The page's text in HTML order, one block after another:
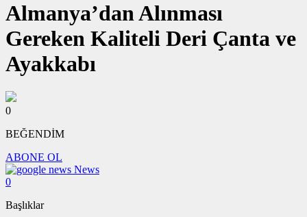
Almanya’dan Alınması
Gereken Kaliteli Deri Çanta ve
Ayakkabı
0
BEĞENDİM
ABONE OL
News
0
Başlıklar